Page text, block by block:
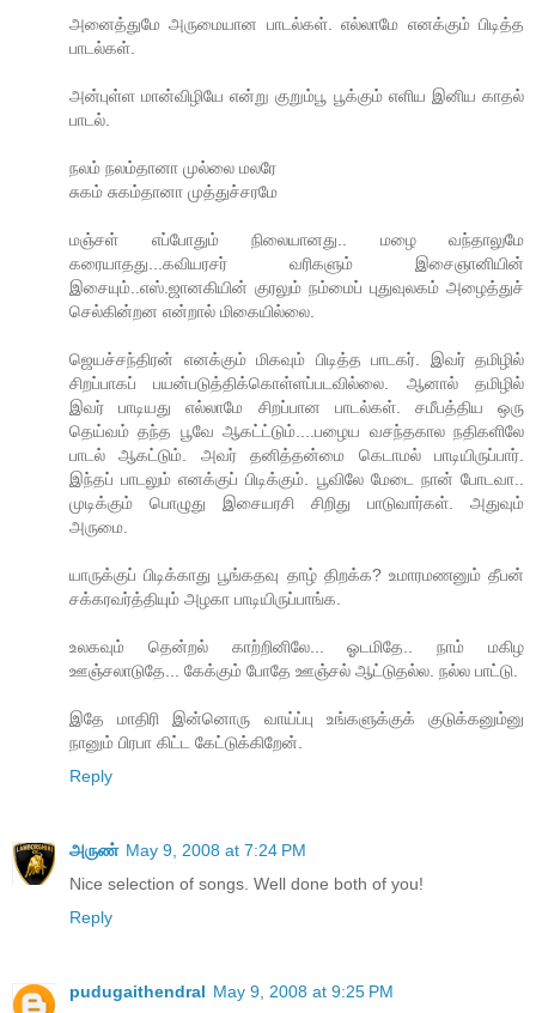
அனைத்துமே அருமையான பாடல்கள். எல்லாமே எனக்கும் பிடித்த
பாடல்கள்.
அன்புள்ள மான்விழியே என்று குறும்பூ பூக்கும் எளிய இனிய காதல்
பாடல்.
நலம் நலம்தானா முல்லை மலரே
சுகம் சுகம்தானா முத்துச்சரமே
மஞ்சள் எப்போதும் நிலையானது.. மழை வந்தாலுமே
கரையாதது...கவியரசர் வரிகளும் இசைஞானியின்
இசையும்..எஸ்.ஜானகியின் குரலும் நம்மைப் புதுவுலகம் அழைத்துச்
செல்கின்றன என்றால் மிகையில்லை.
ஜெயச்சந்திரன் எனக்கும் மிகவும் பிடித்த பாடகர். இவர் தமிழில்
சிறப்பாகப் பயன்படுத்திக்கொள்ளப்படவில்லை. ஆனால் தமிழில்
இவர் பாடியது எல்லாமே சிறப்பான பாடல்கள். சமீபத்திய ஒரு
தெய்வம் தந்த பூவே ஆகட்ட்டும்....பழைய வசந்தகால நதிகளிலே
பாடல் ஆகட்டும். அவர் தனித்தன்மை கெடாமல் பாடியிருப்பார்.
இந்தப் பாடலும் எனக்குப் பிடிக்கும். பூவிலே மேடை நான் போடவா..
முடிக்கும் பொழுது இசையரசி சிறிது பாடுவார்கள். அதுவும்
அருமை.
யாருக்குப் பிடிக்காது பூங்கதவு தாழ் திறக்க? உமாரமணனும் தீபன்
சக்கரவர்த்தியும் அழகா பாடியிருப்பாங்க.
உலகவும் தென்றல் காற்றினிலே... ஓடமிதே.. நாம் மகிழ
ஊஞ்சலாடுதே... கேக்கும் போதே ஊஞ்சல் ஆட்டுதல்ல. நல்ல பாட்டு.
இதே மாதிரி இன்னொரு வாய்ப்பு உங்களுக்குக் குடுக்கனும்னு
நானும் பிரபா கிட்ட கேட்டுக்கிறேன்.
Reply
அருண் May 9, 2008 at 7:24 PM
Nice selection of songs. Well done both of you!
Reply
pudugaithendral May 9, 2008 at 9:25 PM